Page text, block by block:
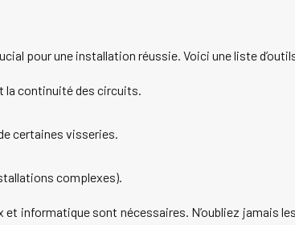
pour une installation réussie. Voici une liste
la continuité des circuits.
certaines visseries.
complexes).
informatique sont nécessaires. N’oubliez